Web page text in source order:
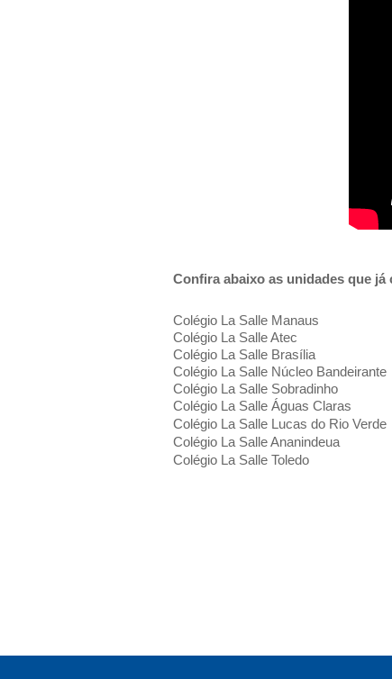
Confira abaixo as unidades que
Colégio La Salle Manaus
Colégio La Salle Atec
Colégio La Salle Brasília
Colégio La Salle Núcleo Bandeirante
Colégio La Salle Sobradinho
Colégio La Salle Águas Claras
Colégio La Salle Lucas do Rio Verde
Colégio La Salle Ananindeua
Colégio La Salle Toledo